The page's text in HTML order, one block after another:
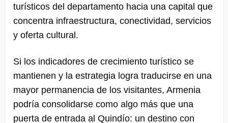
turísticos del departamento hacia una capital que
concentra infraestructura, conectividad, servicios
y oferta cultural.
Si los indicadores de crecimiento turístico se
mantienen y la estrategia logra traducirse en una
mayor permanencia de los visitantes, Armenia
podría consolidarse como algo más que una
puerta de entrada al Quindío: un destino con